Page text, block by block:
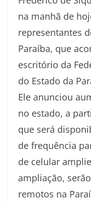
na manhã de
representantes
Paraíba, que
escritório da
do Estado da
Ele anunciou
no estado, a
que será
de frequência
de celular
ampliação,
remotos na